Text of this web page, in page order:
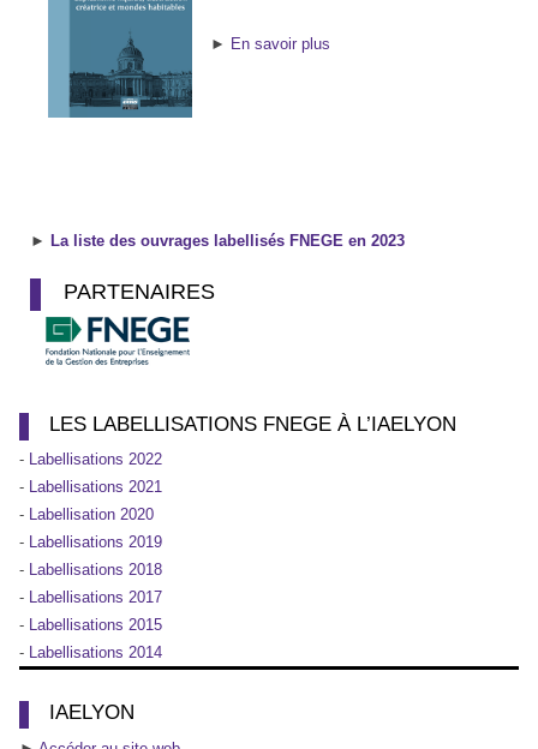
► En savoir plus
► La liste des ouvrages labellisés FNEGE en 2023
PARTENAIRES
LES LABELLISATIONS FNEGE À L’IAELYON
- Labellisations 2022
- Labellisations 2021
- Labellisation 2020
- Labellisations 2019
- Labellisations 2018
- Labellisations 2017
- Labellisations 2015
- Labellisations 2014
IAELYON